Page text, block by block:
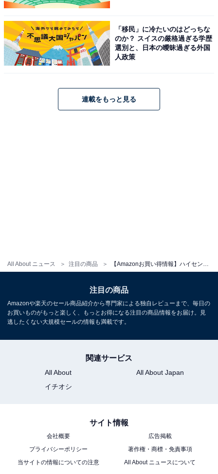
All About ニュース 注目の商品
ハイセンス「32E40R」
【Amazon.co.jp限定】ハイセンス【3年保証】55V型
55E80R 4K Mini LED PRO 2.1.2ch 量子ドット 倍速パネ
ル ネット動画 スマート 2画面 ダブル録画 チューナー内蔵
ゲームモード Alexa AirPlay2 液晶 テレビ
ハイセンス「50E7N」
【Amazon.co.jp限定】ハイセンス【3年保証】50V型
「移民」に冷たいのはどっちな
のか？ スイスの厳格過ぎる学歴
選別と、日本の曖昧過ぎる外国
人政策
連載をもっと見る
注目の商品
Amazonや楽天のセール商品紹介から専門家による独自レビューまで、毎日の
お買いものがもっと楽しく、もっとお得になる注目の商品情報をお届け。見
逃したくない大規模セールの情報も満載です。
関連サービス
All About
All About Japan
イチオシ
サイト情報
会社概要
広告掲載
プライバシーポリシー
著作権・商標・免責事項
当サイトの情報についての注意
All About ニュースについて